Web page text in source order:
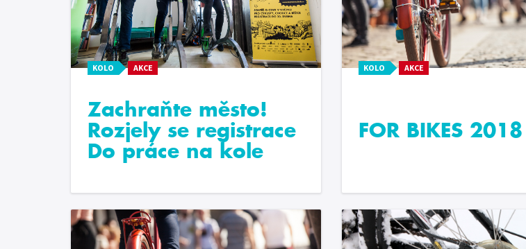
KOLO AKCE
Zachraňte město!
Rozjely se registrace
Do práce na kole
KOLO AKCE
FOR BIKES 2018